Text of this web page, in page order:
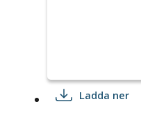
Ladda ner